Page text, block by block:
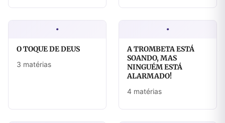
·
O TOQUE DE DEUS
3 matérias
·
A TROMBETA ESTÁ
SOANDO, MAS
NINGUÉM ESTÁ
ALARMADO!
4 matérias